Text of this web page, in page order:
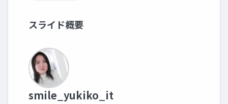
スライド概要
smile_yukiko_it